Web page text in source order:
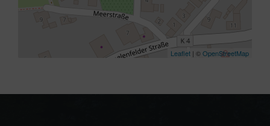
Leaflet | ©OpenStreetMap